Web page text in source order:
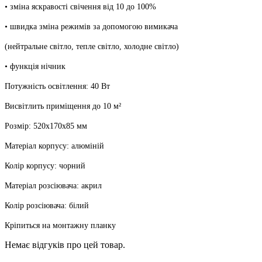
• зміна яскравості свічення від 10 до 100%
• швидка зміна режимів за допомогою вимикача
(нейтральне світло, тепле світло, холодне світло)
• функція нічник
Потужність освітлення: 40 Вт
Висвітлить приміщення до 10 м²
Розмір: 520x170x85 мм
Матеріал корпусу: алюміній
Колір корпусу: чорний
Матеріал розсіювача: акрил
Колір розсіювача: білий
Кріпиться на монтажну планку
Немає відгуків про цей товар.